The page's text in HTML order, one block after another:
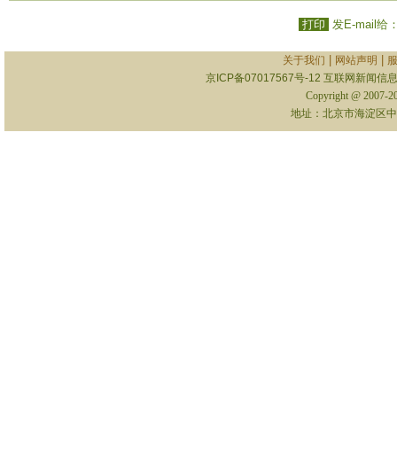
打印 发E-mail给
关于我们 网站声明
京ICP备07017567号-12 互联网新闻信
Copyright @ 2007-
地址：北京市海淀区